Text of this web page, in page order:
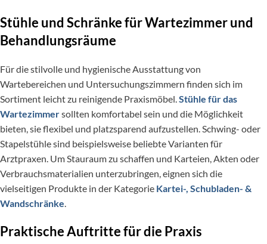
Stühle und Schränke für Wartezimmer und
Behandlungsräume
Für die stilvolle und hygienische Ausstattung von
Wartebereichen und Untersuchungszimmern finden sich im
Sortiment leicht zu reinigende Praxismöbel. Stühle für das
Wartezimmersollten komfortabel sein und die Möglichkeit
bieten, sie flexibel und platzsparend aufzustellen. Schwing- oder
Stapelstühle sind beispielsweise beliebte Varianten für
Arztpraxen. Um Stauraum zu schaffen und Karteien, Akten oder
Verbrauchsmaterialien unterzubringen, eignen sich die
vielseitigen Produkte in der Kategorie Kartei-, Schubladen- &
Wandschränke
Praktische Auftritte für die Praxis